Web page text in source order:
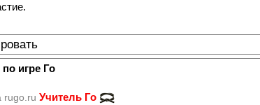
игре Го
rugo.ru Учитель Го